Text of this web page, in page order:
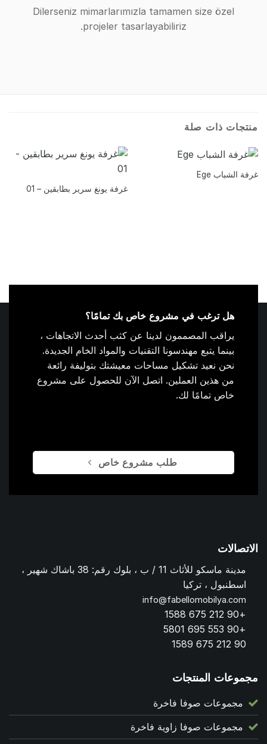
Dilerseniz mimarlarımızla tamamen size özel
projeler tasarlayabiliriz.
منتجات ذات صلة
غرفة الشباب Ege
غرفة يونغ سرير بطابقين – 01
هل ترغب في مشروع خاص بك تمامًا؟
يراقب المصممون لدينا عن كثب أحدث الاتجاهات ،
بينما يتبع مهندسونا التقنيات والمواد الخام الجديدة.
نحن نعيد تشكيل مساحات معيشتك بتوليفة رائعة
من هذين العملين. اتصل الآن للحصول على مشروع
خاص تمامًا لك.
طلب مشروع خاص
الاتصالات
مدينة ماسكو للأثاث 11 / ب ، بلوك رقم: 38 باشاك شهير ،
اسطنبول ، تركيا
info@fabellomobilya.com
+90 212 675 1588
+90 553 695 5801
90 212 675 1589
مجموعات المنتجات
مجموعات صوفا فاخرة
مجموعات صوفا زاوية فاخرة